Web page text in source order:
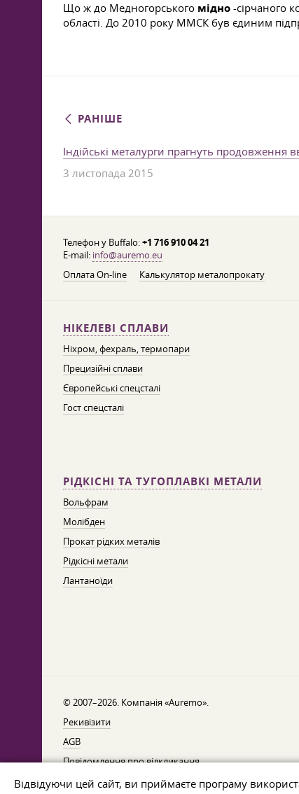
Відвідуючи цей сайт, ви приймаєте програму
Що ж до Медногорського мідно -сірчаного
області. До 2010 року ММСК був єдиним
РАНІШЕ
Індійські металурги прагнуть продовження
3 листопада 2015
Телефон у Buffalo:+1 716 910 04 21
E-mail: info@auremo.eu
Оплата On-line
Калькулятор металопрокату
НІКЕЛЕВІ СПЛАВИ
Ніхром, фехраль, термопари
Прецизійні сплави
Європейські спецсталі
Гост спецсталі
РІДКІСНІ ТА ТУГОПЛАВКІ МЕТАЛИ
Вольфрам
Молібден
Прокат рідких металів
Рідкісні метали
Лантаноїди
© 2007–2026. Компанія «Auremo».
Рекивізити
AGB
Повідомлення про відкликання
Захист даних